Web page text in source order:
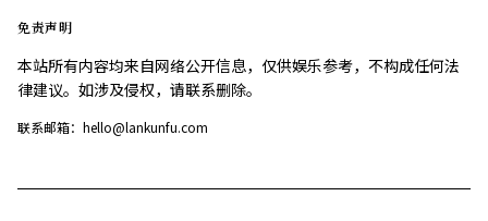
免责声明
本站所有内容均来自网络公开信息，仅供娱乐参考，不构成任何法
律建议。如涉及侵权，请联系删除。
联系邮箱：hello@lankunfu.com